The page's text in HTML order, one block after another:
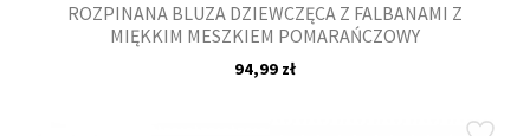
ROZPINANA BLUZA DZIEWCZĘCA Z FALBANAMI Z
MIĘKKIM MESZKIEM POMARAŃCZOWY
94,99 zł